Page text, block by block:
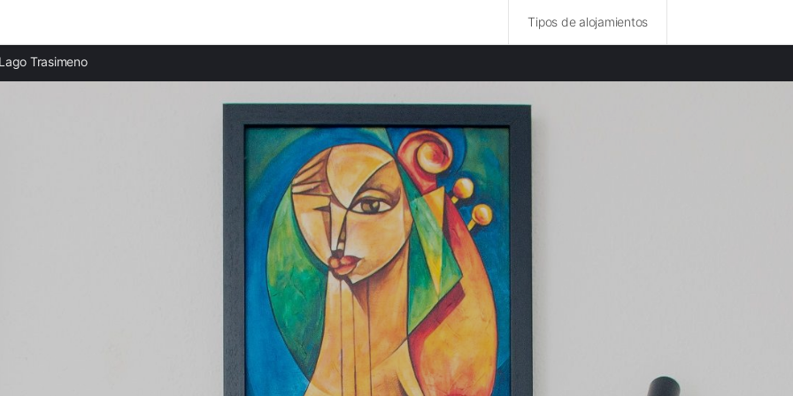
Tipos de alojamientos
Casas rurales en Castiglione del Lago
Casas rurales en Passignano sul Trasimeno
Casas rurales en Tuoro sul Trasimeno
Lago Trasimeno